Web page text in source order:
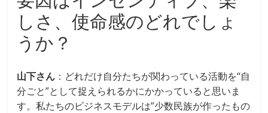
しさ、使命感のどれでしょ
うか？
山下さん ：どれだけ自分たちが関わっている活動を“自
分ごと”として捉えられるかにかかっていると思いま
す。私たちのビジネスモデルは”少数民族が作ったもの